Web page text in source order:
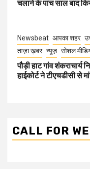
चलाने के पांच साल बाद
Newsbeat आपका शहर
ताज़ा ख़बर न्यूज़ सोशल
पौड़ी हाट गांव शंकराचार्य
हाईकोर्ट ने टीएचडीसी से
CALL FOR